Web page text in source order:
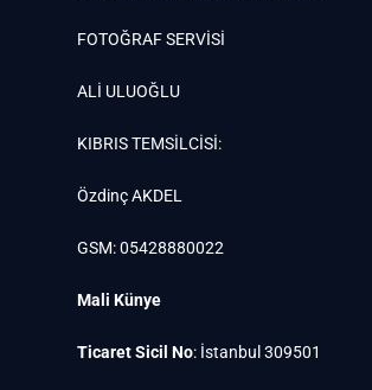
FOTOĞRAF SERVİSİ
ALİ ULUOĞLU
KIBRIS TEMSİLCİSİ:
Özdinç AKDEL
GSM: 05428880022
Mali Künye
Ticaret Sicil No: İstanbul 309501